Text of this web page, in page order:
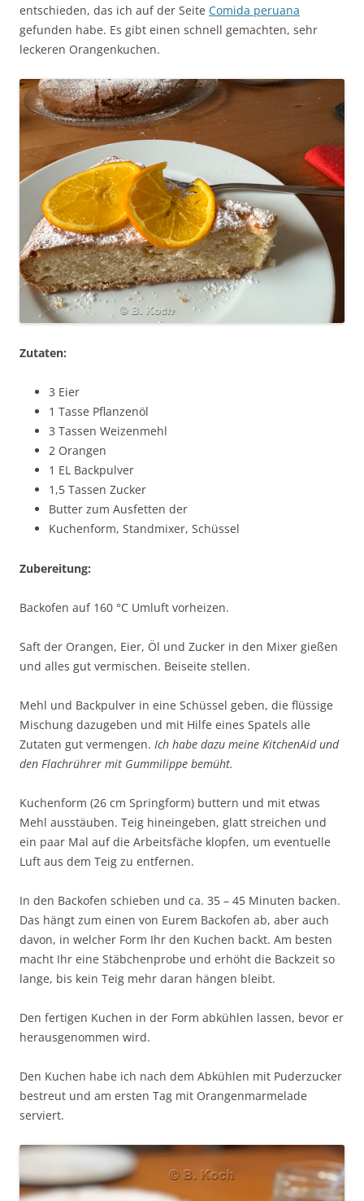
entschieden, das ich auf der Seite Comida peruana
gefunden habe. Es gibt einen schnell gemachten, sehr
leckeren Orangenkuchen.
Zutaten:
3 Eier
1 Tasse Pflanzenöl
3 Tassen Weizenmehl
2 Orangen
1 EL Backpulver
1,5 Tassen Zucker
Butter zum Ausfetten der
Kuchenform, Standmixer, Schüssel
Zubereitung:
Backofen auf 160 °C Umluft vorheizen.
Saft der Orangen, Eier, Öl und Zucker in den Mixer gießen
und alles gut vermischen. Beiseite stellen.
Mehl und Backpulver in eine Schüssel geben, die flüssige
Mischung dazugeben und mit Hilfe eines Spatels alle
Zutaten gut vermengen. Ich habe dazu meine KitchenAid und
den Flachrührer mit Gummilippe bemüht.
Kuchenform (26 cm Springform) buttern und mit etwas
Mehl ausstäuben. Teig hineingeben, glatt streichen und
ein paar Mal auf die Arbeitsfäche klopfen, um eventuelle
Luft aus dem Teig zu entfernen.
In den Backofen schieben und ca. 35 – 45 Minuten backen.
Das hängt zum einen von Eurem Backofen ab, aber auch
davon, in welcher Form Ihr den Kuchen backt. Am besten
macht Ihr eine Stäbchenprobe und erhöht die Backzeit so
lange, bis kein Teig mehr daran hängen bleibt.
Den fertigen Kuchen in der Form abkühlen lassen, bevor er
herausgenommen wird.
Den Kuchen habe ich nach dem Abkühlen mit Puderzucker
bestreut und am ersten Tag mit Orangenmarmelade
serviert.